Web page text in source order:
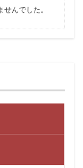
んでした。